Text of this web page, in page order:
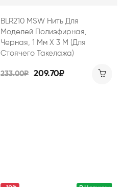
BLR210 MSW Нить Для
Моделей Полиэфирная,
Черная, 1 Мм Х 3 М (для
Стоячего Такелажа)
233.00₽ 209.70₽